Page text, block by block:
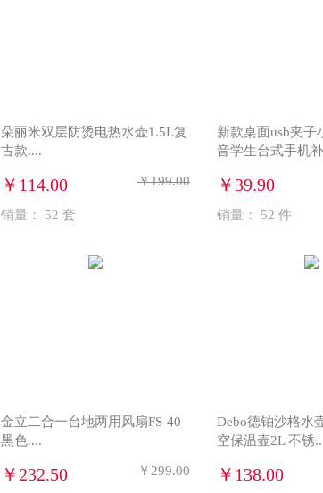
朵丽米双层防烫电热水壶1.5L复
古款....
￥114.00 ￥199.00
销量： 52 套
新款桌面usb夹子
音学生台式手机
￥39.90
销量： 52 件
金立二合一台地两用风扇FS-40
黑色....
￥232.50 ￥299.00
Debo德铂沙格水
空保温壶2L 不锈
￥138.00